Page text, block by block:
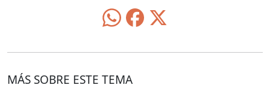
MÁS SOBRE ESTE TEMA